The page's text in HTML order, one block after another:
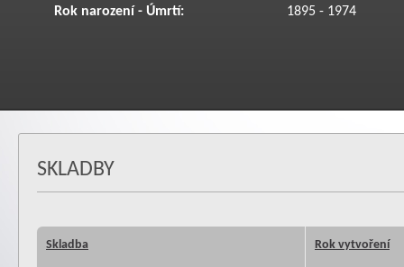
Rok narození - Úmrtí: 1895 - 1974
SKLADBY
Skladba Rok vytvoření